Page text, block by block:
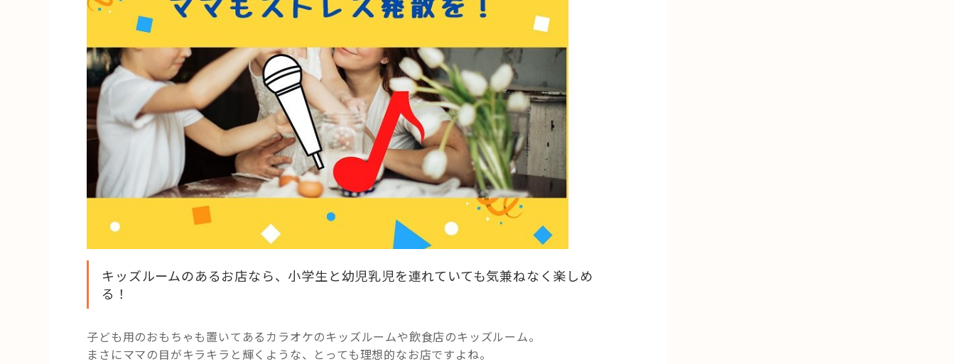
キッズルームのあるお店なら、小学生と幼児乳児を連れていても気兼ねなく楽しめ
る！
子ども用のおもちゃも置いてあるカラオケのキッズルームや飲食店のキッズルーム。
まさにママの目がキラキラと輝くような、とっても理想的なお店ですよね。